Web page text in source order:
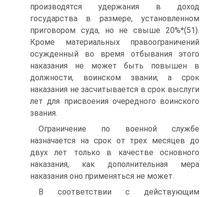
производятся удержания в доход
государства в размере, установленном
приговором суда, но не свыше 20%*(51).
Кроме материальных правоограничений
осужденный во время отбывания этого
наказания не может быть повышен в
должности, воинском звании, а срок
наказания не засчитывается в срок выслуги
лет для присвоения очередного воинского
звания.
Ограничение по военной службе
назначается на срок от трех месяцев до
двух лет только в качестве основного
наказания, как дополнительная мера
наказания оно применяться не может.
В соответствии с действующим